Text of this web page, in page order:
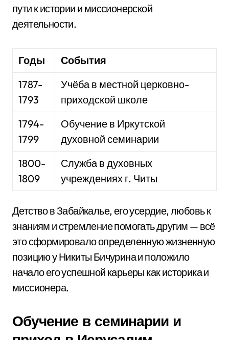
пути к истории и миссионерской
деятельности.
Годы
События
1787-
1793
Учёба в местной церковно-
приходской школе
1794-
1799
Обучение в Иркутской
духовной семинарии
1800-
1809
Служба в духовных
учреждениях г. Читы
Детство в Забайкалье, его усердие, любовь к
знаниям и стремление помогать другим — всё
это сформировало определенную жизненную
позицию у Никиты Бичурина и положило
начало его успешной карьеры как историка и
миссионера.
Обучение в семинарии и